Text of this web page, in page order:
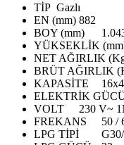
TİP Gazlı
EN (mm) 882
BOY (mm)
YÜKSEKLİK
NET AĞIRLIK
BRÜT AĞIRLIK
KAPASİTE
ELEKTRİK
VOLT
230 V~
FREKANS
50 /
LPG TİPİ